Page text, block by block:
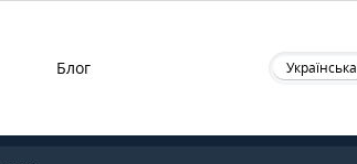
Блог Українська